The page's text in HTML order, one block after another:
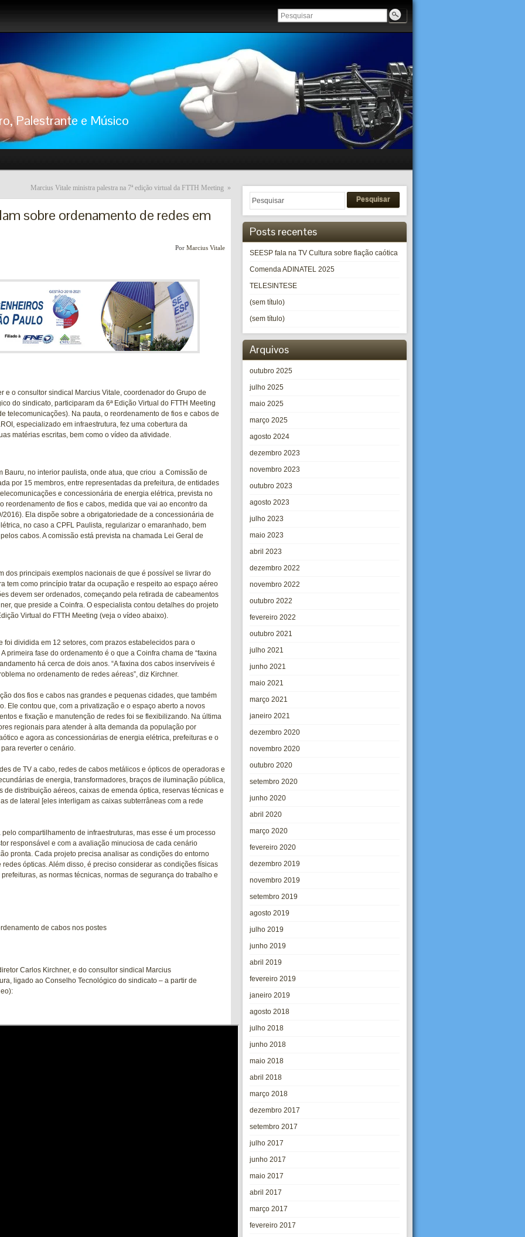
Palestrante e Músico
Marcius Vitale ministra palestra na 7ª edição virtual da FTTH Meeting »
sobre ordenamento de redes em
Por Marcius Vitale
e o consultor sindical Marcius Vitale, coordenador do Grupo de
do sindicato, participaram da 6ª Edição Virtual do FTTH Meeting
telecomunicações). Na pauta, o reordenamento de fios e cabos de
especializado em infraestrutura, fez uma cobertura da
matérias escritas, bem como o vídeo da atividade.
Bauru, no interior paulista, onde atua, que criou a Comissão de
por 15 membros, entre representadas da prefeitura, de entidades
e concessionária de energia elétrica, prevista no
reordenamento de fios e cabos, medida que vai ao encontro da
Ela dispõe sobre a obrigatoriedade de a concessionária de
no caso a CPFL Paulista, regularizar o emaranhado, bem
cabos. A comissão está prevista na chamada Lei Geral de
dos principais exemplos nacionais de que é possível se livrar do
tem como princípio tratar da ocupação e respeito ao espaço aéreo
devem ser ordenados, começando pela retirada de cabeamentos
que preside a Coinfra. O especialista contou detalhes do projeto
Virtual do FTTH Meeting (veja o vídeo abaixo).
dividida em 12 setores, com prazos estabelecidos para o
primeira fase do ordenamento é o que a Coinfra chama de “faxina
há cerca de dois anos. “A faxina dos cabos inservíveis é
no ordenamento de redes aéreas”, diz Kirchner.
dos fios e cabos nas grandes e pequenas cidades, que também
Ele contou que, com a privatização e o espaço aberto a novos
e fixação e manutenção de redes foi se flexibilizando. Na última
regionais para atender à alta demanda da população por
e agora as concessionárias de energia elétrica, prefeituras e o
reverter o cenário.
de TV a cabo, redes de cabos metálicos e ópticos de operadoras e
de energia, transformadores, braços de iluminação pública,
distribuição aéreos, caixas de emenda óptica, reservas técnicas e
de lateral [eles interligam as caixas subterrâneas com a rede
compartilhamento de infraestruturas, mas esse é um processo
responsável e com a avaliação minuciosa de cada cenário
pronta. Cada projeto precisa analisar as condições do entorno
ópticas. Além disso, é preciso considerar as condições físicas
as normas técnicas, normas de segurança do trabalho e
de cabos nos postes
Carlos Kirchner, e do consultor sindical Marcius
ligado ao Conselho Tecnológico do sindicato – a partir de
Pesquisar
Posts recentes
SEESP fala na TV Cultura sobre fiação caótica
Comenda ADINATEL 2025
TELESINTESE
(sem título)
(sem título)
Arquivos
outubro 2025
julho 2025
maio 2025
março 2025
agosto 2024
dezembro 2023
novembro 2023
outubro 2023
agosto 2023
julho 2023
maio 2023
abril 2023
dezembro 2022
novembro 2022
outubro 2022
fevereiro 2022
outubro 2021
julho 2021
junho 2021
maio 2021
março 2021
janeiro 2021
dezembro 2020
novembro 2020
outubro 2020
setembro 2020
junho 2020
abril 2020
março 2020
fevereiro 2020
dezembro 2019
novembro 2019
setembro 2019
agosto 2019
julho 2019
junho 2019
abril 2019
fevereiro 2019
janeiro 2019
agosto 2018
julho 2018
junho 2018
maio 2018
abril 2018
março 2018
dezembro 2017
setembro 2017
julho 2017
junho 2017
maio 2017
abril 2017
março 2017
fevereiro 2017